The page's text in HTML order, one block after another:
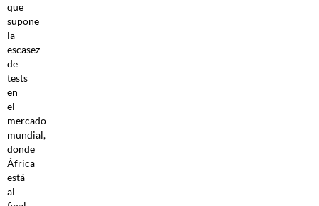
que
supone
la
escasez
de
tests
en
el
mercado
mundial,
donde
África
está
al